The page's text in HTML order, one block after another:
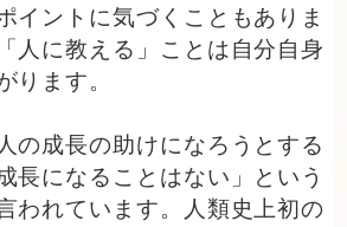
イントに気づくこともありま
人に教える」ことは自分自身
ります。
の成長の助けになろうとする
長になることはない」という
われています。人類史上初の